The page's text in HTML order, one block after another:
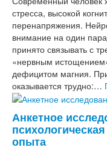
стресса, высокой
перенапряжения.
внимание на один
принято связывать с
«нервным
дефицитом магния.
оказывается трудно:…
Анкетное
опыта